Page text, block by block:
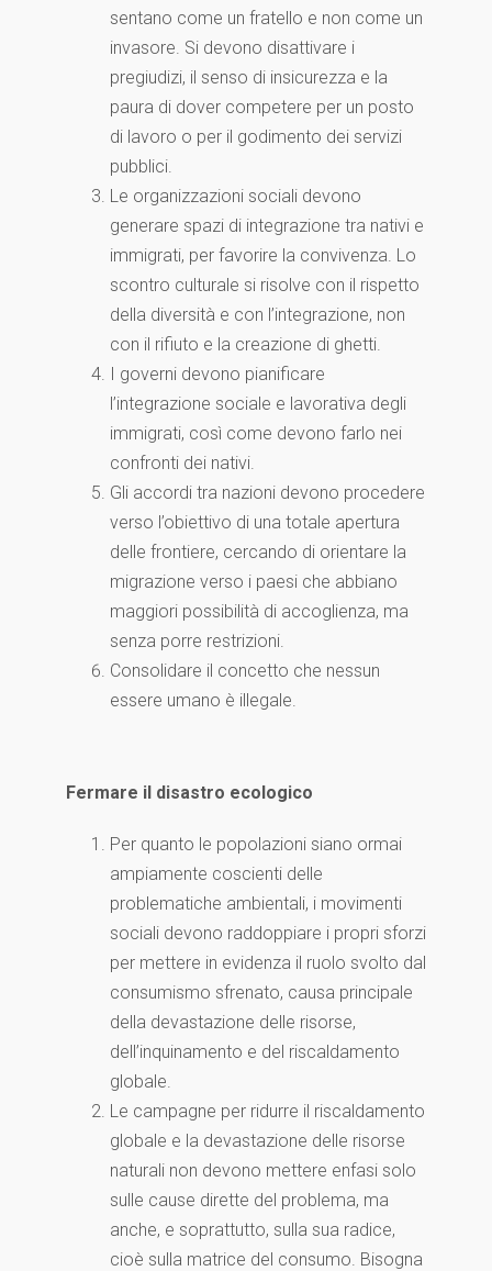
sentano come un fratello e non come un
invasore. Si devono disattivare i
pregiudizi, il senso di insicurezza e la
paura di dover competere per un posto
di lavoro o per il godimento dei servizi
pubblici.
Le organizzazioni sociali devono
generare spazi di integrazione tra nativi e
immigrati, per favorire la convivenza. Lo
scontro culturale si risolve con il rispetto
della diversità e con l’integrazione, non
con il rifiuto e la creazione di ghetti.
I governi devono pianificare
l’integrazione sociale e lavorativa degli
immigrati, così come devono farlo nei
confronti dei nativi.
Gli accordi tra nazioni devono procedere
verso l’obiettivo di una totale apertura
delle frontiere, cercando di orientare la
migrazione verso i paesi che abbiano
maggiori possibilità di accoglienza, ma
senza porre restrizioni.
Consolidare il concetto che nessun
essere umano è illegale.
Fermare il disastro ecologico
Per quanto le popolazioni siano ormai
ampiamente coscienti delle
problematiche ambientali, i movimenti
sociali devono raddoppiare i propri sforzi
per mettere in evidenza il ruolo svolto dal
consumismo sfrenato, causa principale
della devastazione delle risorse,
dell’inquinamento e del riscaldamento
globale.
Le campagne per ridurre il riscaldamento
globale e la devastazione delle risorse
naturali non devono mettere enfasi solo
sulle cause dirette del problema, ma
anche, e soprattutto, sulla sua radice,
cioè sulla matrice del consumo. Bisogna